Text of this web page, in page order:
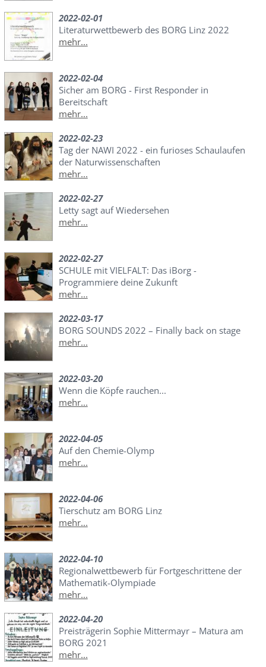
2022-02-01
Literaturwettbewerb des BORG Linz 2022
mehr...
2022-02-04
Sicher am BORG - First Responder in
Bereitschaft
mehr...
2022-02-23
Tag der NAWI 2022 - ein furioses Schaulaufen
der Naturwissenschaften
mehr...
2022-02-27
Letty sagt auf Wiedersehen
mehr...
2022-02-27
SCHULE mit VIELFALT: Das iBorg -
Programmiere deine Zukunft
mehr...
2022-03-17
BORG SOUNDS 2022 – Finally back on stage
mehr...
2022-03-20
Wenn die Köpfe rauchen...
mehr...
2022-04-05
Auf den Chemie-Olymp
mehr...
2022-04-06
Tierschutz am BORG Linz
mehr...
2022-04-10
Regionalwettbewerb für Fortgeschrittene der
Mathematik-Olympiade
mehr...
2022-04-20
Preisträgerin Sophie Mittermayr – Matura am
BORG 2021
mehr...